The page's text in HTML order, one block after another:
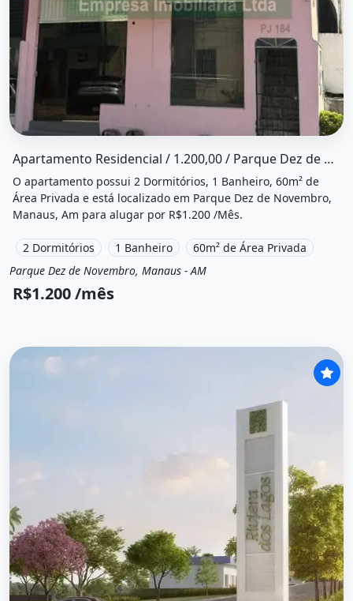
Apartamento Residencial / 1.200,00 / Parque Dez de Novembro
O apartamento possui 2 Dormitórios, 1 Banheiro, 60m² de
Área Privada e está localizado em Parque Dez de Novembro,
Manaus, Am para alugar por R$1.200 /Mês.
2 Dormitórios 1 Banheiro
60m² de Área Privada
Aluguel
Apartamento
Parque Dez de Novembro, Manaus - AM
R$1.200 /mês